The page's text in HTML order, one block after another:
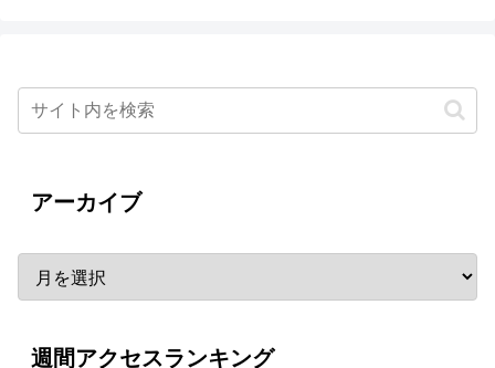
アーカイブ
週間アクセスランキング